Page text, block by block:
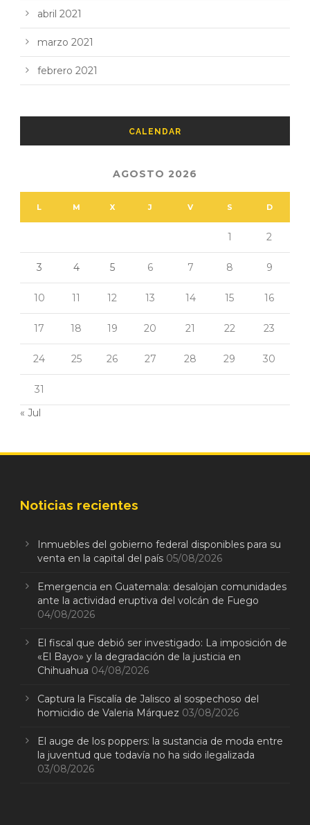
abril 2021
marzo 2021
febrero 2021
CALENDAR
AGOSTO 2026
L M X J V S D
1 2
3 4 5 6 7 8 9
10 11 12 13 14 15 16
17 18 19 20 21 22 23
24 25 26 27 28 29 30
31
« Jul
Noticias recientes
Inmuebles del gobierno federal disponibles para su
venta en la capital del país 05/08/2026
Emergencia en Guatemala: desalojan comunidades
ante la actividad eruptiva del volcán de Fuego
04/08/2026
El fiscal que debió ser investigado: La imposición de
«El Bayo» y la degradación de la justicia en
Chihuahua 04/08/2026
Captura la Fiscalía de Jalisco al sospechoso del
homicidio de Valeria Márquez 03/08/2026
El auge de los poppers: la sustancia de moda entre
la juventud que todavía no ha sido ilegalizada
03/08/2026